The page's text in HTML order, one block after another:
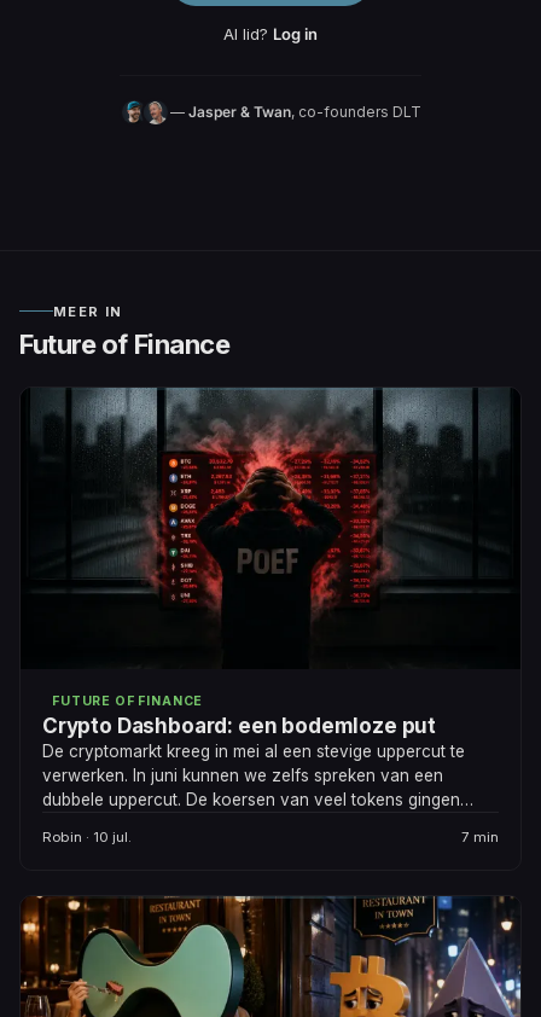
Al lid? Log in
— Jasper & Twan, co-founders DLT
MEER IN
Future of Finance
FUTURE OF FINANCE
Crypto Dashboard: een bodemloze put
De cryptomarkt kreeg in mei al een stevige uppercut te
verwerken. In juni kunnen we zelfs spreken van een
dubbele uppercut. De koersen van veel tokens gingen
Robin · 10 jul. 7 min